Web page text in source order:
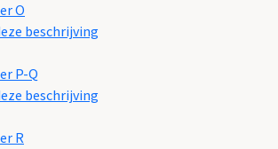
O
beschrijving
P-Q
beschrijving
R